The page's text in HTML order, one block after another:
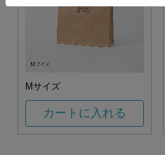
Mサイズ
カートに入れる